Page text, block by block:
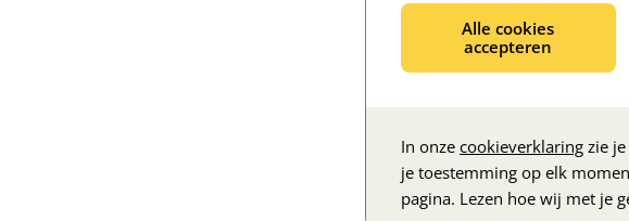
Alle cookies
accepteren
In onze cookieverklaring zie
je toestemming op elk
pagina. Lezen hoe wij met je